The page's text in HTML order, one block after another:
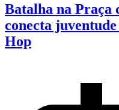
Batalha na Praça
conecta
Hop